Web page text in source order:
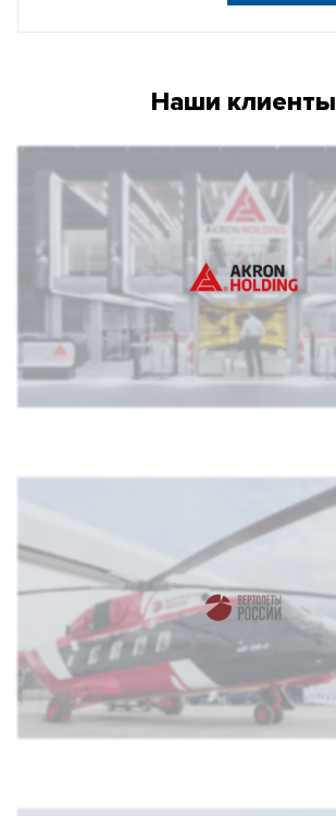
Наши клиенты